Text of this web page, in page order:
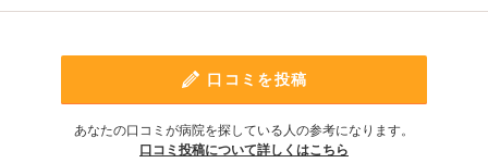
口コミを投稿
あなたの口コミが病院を探している人の参考になります。
口コミ投稿について詳しくはこちら